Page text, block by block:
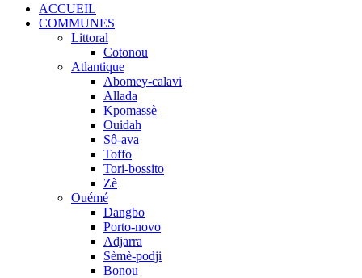
ACCUEIL
COMMUNES
Littoral
Cotonou
Atlantique
Abomey-calavi
Allada
Kpomassè
Ouidah
Sô-ava
Toffo
Tori-bossito
Zè
Ouémé
Dangbo
Porto-novo
Adjarra
Sèmè-podji
Bonou